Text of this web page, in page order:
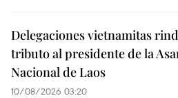
Delegaciones vietnamitas
tributo al presidente de la
Nacional de Laos
10/08/2026 03:20